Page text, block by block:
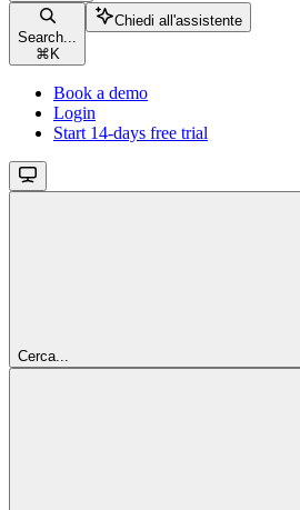
Search...
⌘ K
Chiedi all'assistente
Book a demo
Login
Start 14-days free trial
Cerca...